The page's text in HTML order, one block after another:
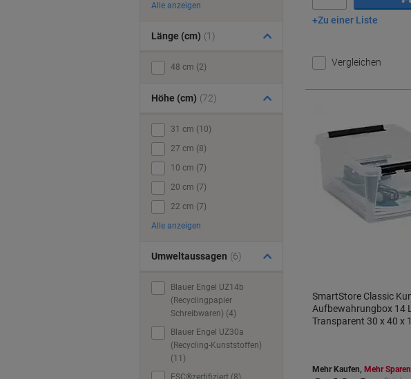
In den
Zu einer Liste
Vergleichen
SmartStore Classic
Aufbewahrungbox 14
Transparent 30 x 40 x
Mehr Kaufen, Mehr Sparen
Alle anzeigen
Länge (cm) (1)
48 cm (2)
Höhe (cm) (72)
31 cm (10)
27 cm (8)
10 cm (7)
20 cm (7)
22 cm (7)
Alle anzeigen
Umweltaussagen (6)
Blauer Engel UZ14b
(Recyclingpapier
Schreibwaren) (4)
Blauer Engel UZ30a
(Recycling-Kunststoffen)
(11)
FSC®zertifiziert (8)